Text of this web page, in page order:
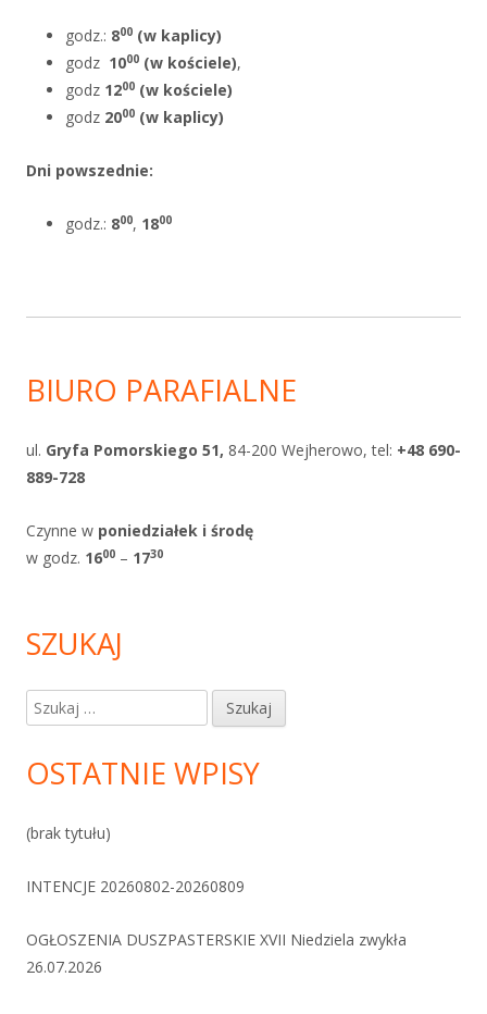
godz.: 800 (w kaplicy)
godz 1000 (w kościele),
godz 1200 (w kościele)
godz 2000 (w kaplicy)
Dni powszednie:
godz.: 800, 1800
BIURO PARAFIALNE
ul. Gryfa Pomorskiego 51, 84-200 Wejherowo, tel: +48 690-
889-728
Czynne w poniedziałek i środę
w godz. 1600 – 1730
SZUKAJ
Szukaj:
OSTATNIE WPISY
(brak tytułu)
INTENCJE 20260802-20260809
OGŁOSZENIA DUSZPASTERSKIE XVII Niedziela zwykła
26.07.2026